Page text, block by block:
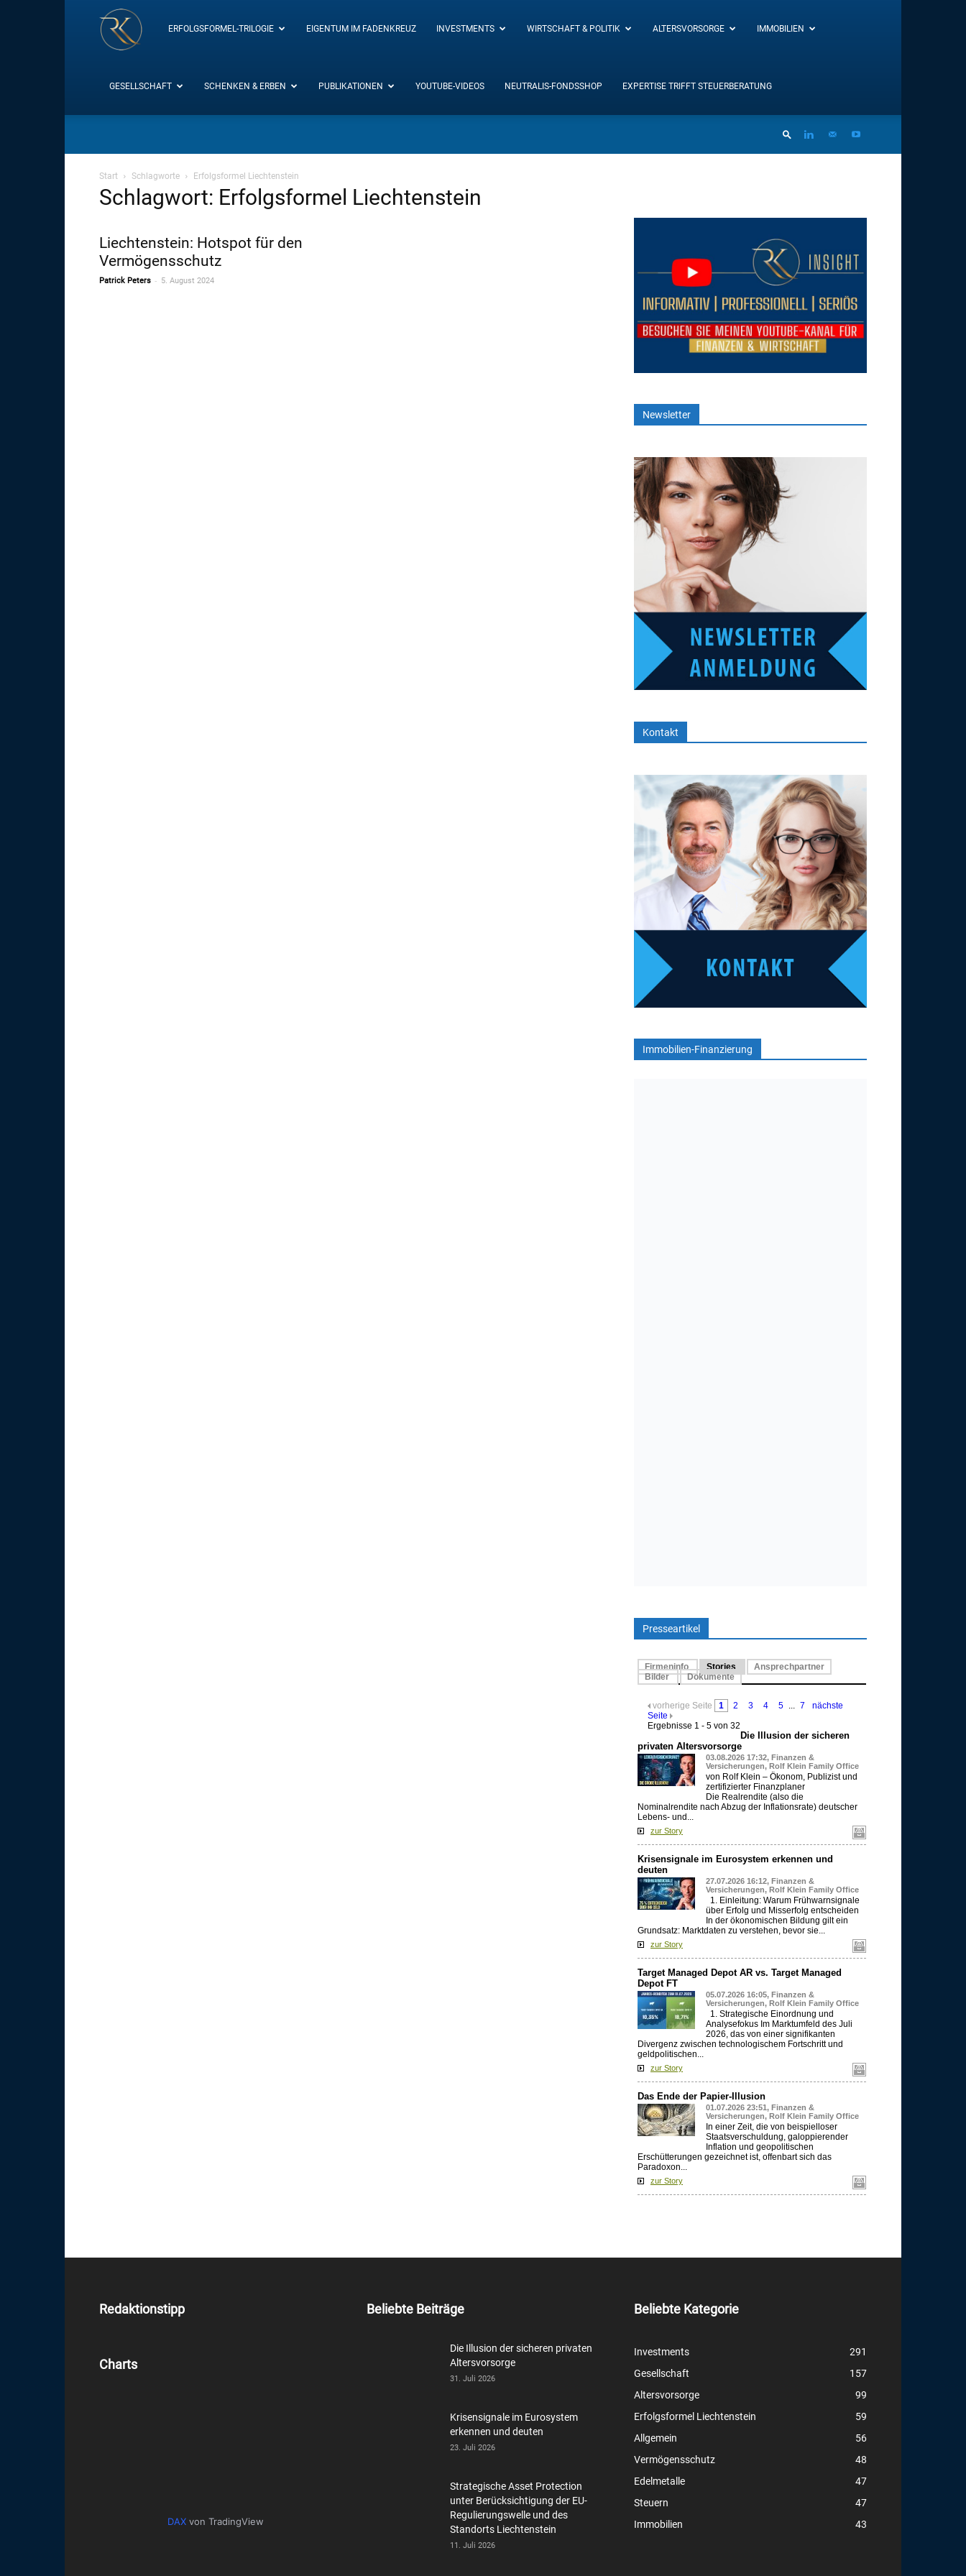
RK-
Insight
Blog
ERFOLGSFORMEL-TRILOGIE EIGENTUM IM FADENKREUZ INVESTMENTS WIRTSCHAFT & POLITIK ALTERSVORSORGE IMMOBILIEN
GESELLSCHAFT SCHENKEN & ERBEN PUBLIKATIONEN YOUTUBE-VIDEOS NEUTRALIS-FONDSSHOP EXPERTISE TRIFFT STEUERBERATUNG
Start Schlagworte Erfolgsformel Liechtenstein
Schlagwort: Erfolgsformel Liechtenstein
Liechtenstein: Hotspot für den
Vermögensschutz
Patrick Peters - 5. August 2024
Newsletter
Kontakt
Immobilien-Finanzierung
Presseartikel
Redaktionstipp
Charts
DAX von TradingView
Beliebte Beiträge
Die Illusion der sicheren privaten
Altersvorsorge
31. Juli 2026
Krisensignale im Eurosystem
erkennen und deuten
23. Juli 2026
Strategische Asset Protection
unter Berücksichtigung der EU-
Regulierungswelle und des
Standorts Liechtenstein
11. Juli 2026
Beliebte Kategorie
Investments
291
Gesellschaft
157
Altersvorsorge
99
Erfolgsformel Liechtenstein
59
Allgemein
56
Vermögensschutz
48
Edelmetalle
47
Steuern
47
Immobilien
43